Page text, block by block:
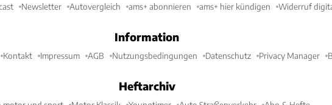
Newsletter Autovergleich ams+ abonnieren ams+ hier kündigen Widerruf
Information
Kontakt Impressum AGB Nutzungsbedingungen Datenschutz Privacy Manager
Heftarchiv